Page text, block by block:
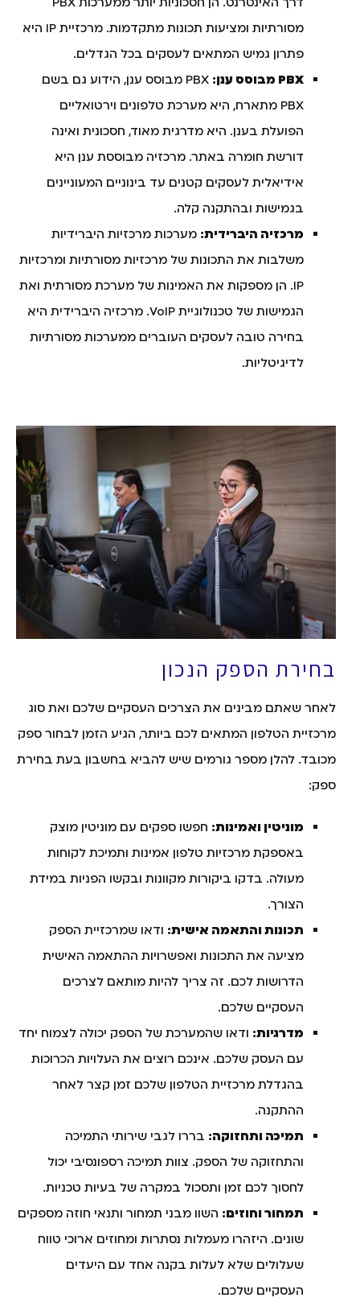
מסורתיות ומציעות תכונות מתקדמות. מרכזיית IP היא
פתרון גמיש המתאים לעסקים בכל הגדלים.
PBX מבוסס ענן:
PBX מבוסס ענן, הידוע גם בשם
PBX מתארח, היא מערכת טלפונים וירטואליים
הפועלת בענן. היא מדרגית מאוד, חסכונית ואינה
דורשת חומרה באתר. מרכזיה מבוססת ענן היא
אידיאלית לעסקים קטנים עד בינוניים המעוניינים
בגמישות ובהתקנה קלה.
מרכזיה היברידית: מערכות מרכזיות היברידיות
משלבות את התכונות של מרכזיות מסורתיות ומרכזיות
IP. הן מספקות את האמינות של מערכת מסורתית ואת
הגמישות של טכנולוגיית VoIP. מרכזיה היברידית היא
בחירה טובה לעסקים העוברים ממערכות מסורתיות
לדיגיטליות.
בחירת הספק הנכון
לאחר שאתם מבינים את הצרכים העסקיים שלכם ואת סוג
מרכזיית הטלפון המתאים לכם ביותר, הגיע הזמן לבחור ספק
מכובד. להלן מספר גורמים שיש להביא בחשבון בעת בחירת
ספק:
מוניטין ואמינות: חפשו ספקים עם מוניטין מוצק
באספקת מרכזיות טלפון אמינות ותמיכת לקוחות
מעולה. בדקו ביקורות מקוונות ובקשו הפניות במידת
הצורך.
תכונות והתאמה אישית: ודאו שמרכזיית הספק
מציעה את התכונות ואפשרויות ההתאמה האישית
הדרושות לכם. זה צריך להיות מותאם לצרכים
העסקיים שלכם.
מדרגיות: ודאו שהמערכת של הספק יכולה לצמוח יחד
עם העסק שלכם. אינכם רוצים את העלויות הכרוכות
בהגדלת מרכזיית הטלפון שלכם זמן קצר לאחר
ההתקנה.
תמיכה ותחזוקה: בררו לגבי שירותי התמיכה
והתחזוקה של הספק. צוות תמיכה רספונסיבי יכול
לחסוך לכם זמן ותסכול במקרה של בעיות טכניות.
תמחור וחוזים: השוו מבני תמחור ותנאי חוזה מספקים
שונים. היזהרו מעמלות נסתרות ומחוזים ארוכי טווח
שעלולים שלא לעלות בקנה אחד עם היעדים
העסקיים שלכם.